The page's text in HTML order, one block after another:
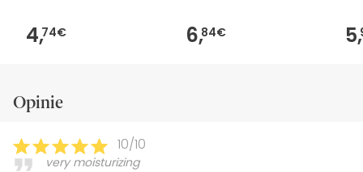
4,74€ 6,84€ 5,
Opinie
10/10
very moisturizing